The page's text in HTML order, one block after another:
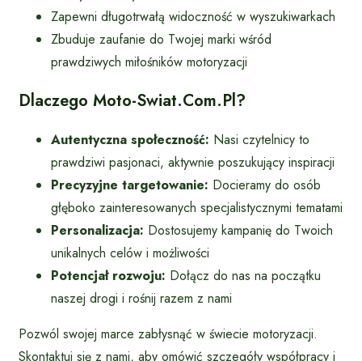
Zapewni długotrwałą widoczność w wyszukiwarkach
Zbuduje zaufanie do Twojej marki wśród
prawdziwych miłośników motoryzacji
Dlaczego Moto-Swiat.com.pl?
Autentyczna społeczność: Nasi czytelnicy to
prawdziwi pasjonaci, aktywnie poszukujący inspiracji
Precyzyjne targetowanie: Docieramy do osób
głęboko zainteresowanych specjalistycznymi tematami
Personalizacja: Dostosujemy kampanię do Twoich
unikalnych celów i możliwości
Potencjał rozwoju: Dołącz do nas na początku
naszej drogi i rośnij razem z nami
Pozwól swojej marce zabłysnąć w świecie motoryzacji.
Skontaktuj się z nami, aby omówić szczegóły współpracy i